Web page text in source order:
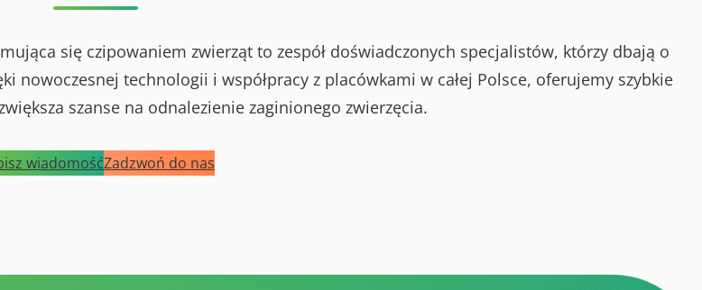
się czipowaniem zwierząt to zespół doświadczonych specjalistów, którzy dbają o
nowoczesnej technologii i współpracy z placówkami w całej Polsce, oferujemy szybkie
szanse na odnalezienie zaginionego zwierzęcia.
wiadomośćZadzwoń do nas